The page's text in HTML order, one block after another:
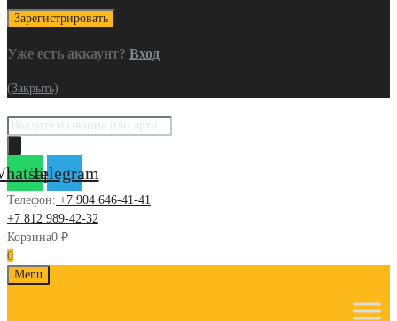
Уже есть аккаунт? Вход
(Закрыть)
Поиск
Telegram
Телефон: +7 904 646-41-41
+7 812 989-42-32
Корзина0 ₽
0
Skip
Menu